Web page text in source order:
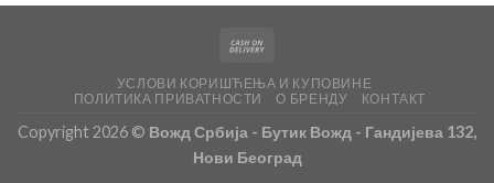
УСЛОВИ КОРИШЋЕЊА И КУПОВИНЕ
ПОЛИТИКА ПРИВАТНОСТИ
О БРЕНДУ КОНТАКТ
Copyright 2026 © Вожд Србија - Бутик Вожд - Гандијева 132,
Нови Београд